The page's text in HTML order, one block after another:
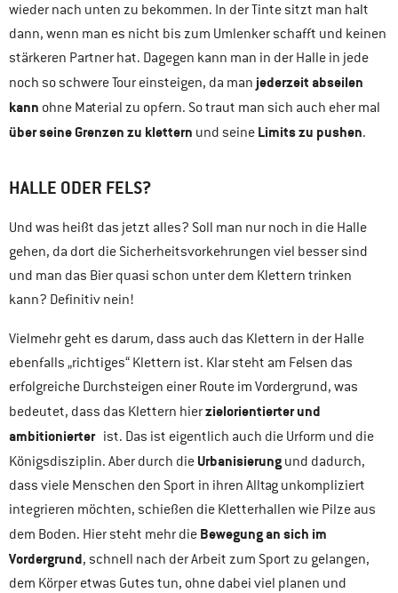
wieder nach unten zu bekommen. In der Tinte sitzt man halt
dann, wenn man es nicht bis zum Umlenker schafft und keinen
stärkeren Partner hat. Dagegen kann man in der Halle in jede
noch so schwere Tour einsteigen, da man jederzeit abseilen
kann ohne Material zu opfern. So traut man sich auch eher mal
über seine Grenzen zu klettern und seine Limits zu pushen.
HALLE ODER FELS?
Und was heißt das jetzt alles? Soll man nur noch in die Halle
gehen, da dort die Sicherheitsvorkehrungen viel besser sind
und man das Bier quasi schon unter dem Klettern trinken
kann? Definitiv nein!
Vielmehr geht es darum, dass auch das Klettern in der Halle
ebenfalls „richtiges“ Klettern ist. Klar steht am Felsen das
erfolgreiche Durchsteigen einer Route im Vordergrund, was
bedeutet, dass das Klettern hierzielorientierter und
ambitionierter ist. Das ist eigentlich auch die Urform und die
Königsdisziplin. Aber durch die Urbanisierung und dadurch,
dass viele Menschen den Sport in ihren Alltag unkompliziert
integrieren möchten, schießen die Kletterhallen wie Pilze aus
dem Boden. Hier steht mehr die Bewegung an sich im
Vordergrund, schnell nach der Arbeit zum Sport zu gelangen,
dem Körper etwas Gutes tun, ohne dabei viel planen und